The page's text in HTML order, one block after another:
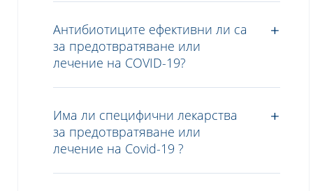
Антибиотиците ефективни ли са
за предотвратяване или
лечение на COVID-19?
Има ли специфични лекарства
за предотвратяване или
лечение на Covid-19 ?